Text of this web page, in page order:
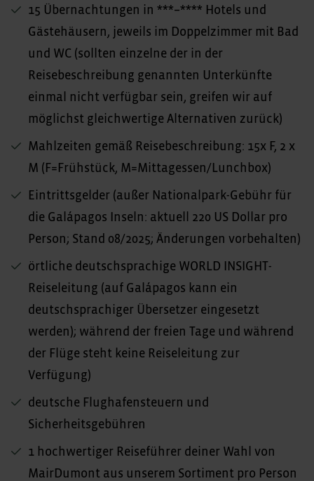
15 Übernachtungen in ***–**** Hotels und
Gästehäusern, jeweils im Doppelzimmer mit Bad
und WC (sollten einzelne der in der
Reisebeschreibung genannten Unterkünfte
einmal nicht verfügbar sein, greifen wir auf
möglichst gleichwertige Alternativen zurück)
Mahlzeiten gemäß Reisebeschreibung: 15x F, 2 x
M (F=Frühstück, M=Mittagessen/Lunchbox)
Eintrittsgelder (außer Nationalpark-Gebühr für
die Galápagos Inseln: aktuell 220 US Dollar pro
Person; Stand 08/2025; Änderungen vorbehalten)
örtliche deutschsprachige WORLD INSIGHT-
Reiseleitung (auf Galápagos kann ein
deutschsprachiger Übersetzer eingesetzt
werden); während der freien Tage und während
der Flüge steht keine Reiseleitung zur
Verfügung)
deutsche Flughafensteuern und
Sicherheitsgebühren
1 hochwertiger Reiseführer deiner Wahl von
MairDumont aus unserem Sortiment pro Person